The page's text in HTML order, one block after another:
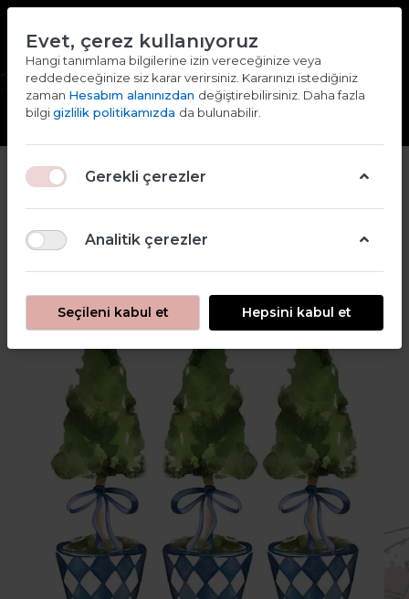
Giriş yap Kaydol
Evet, çerez kullanıyoruz
Hangi tanımlama bilgilerine izin vereceğinize veya
reddedeceğinize siz karar verirsiniz. Kararınızı istediğiniz
zaman Hesabım alanınızdan değiştirebilirsiniz. Daha fazla
bilgigizlilik politikamızda da bulunabilir.
Gerekli çerezler
Analitik çerezler
Seçileni kabul et Hepsini kabul et